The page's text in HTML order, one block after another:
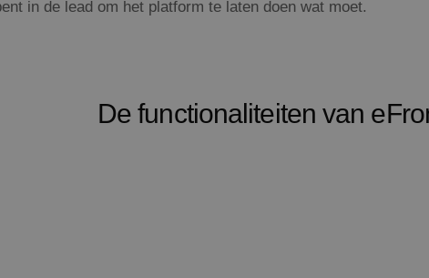
in de lead om het platform te laten doen wat moet.
De functionaliteiten van